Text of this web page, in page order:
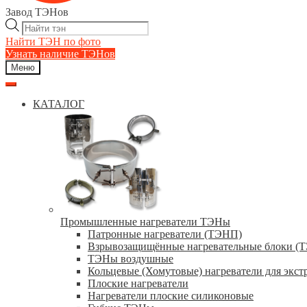
Завод ТЭНов
Поиск
товаров
Найти ТЭН по фото
Узнать наличие ТЭНов
Меню
КАТАЛОГ
Промышленные нагреватели ТЭНы
Патронные нагреватели (ТЭНП)
Взрывозащищённые нагревательные блоки
ТЭНы воздушные
Кольцевые (Хомутовые) нагреватели для
Плоские нагреватели
Нагреватели плоские силиконовые